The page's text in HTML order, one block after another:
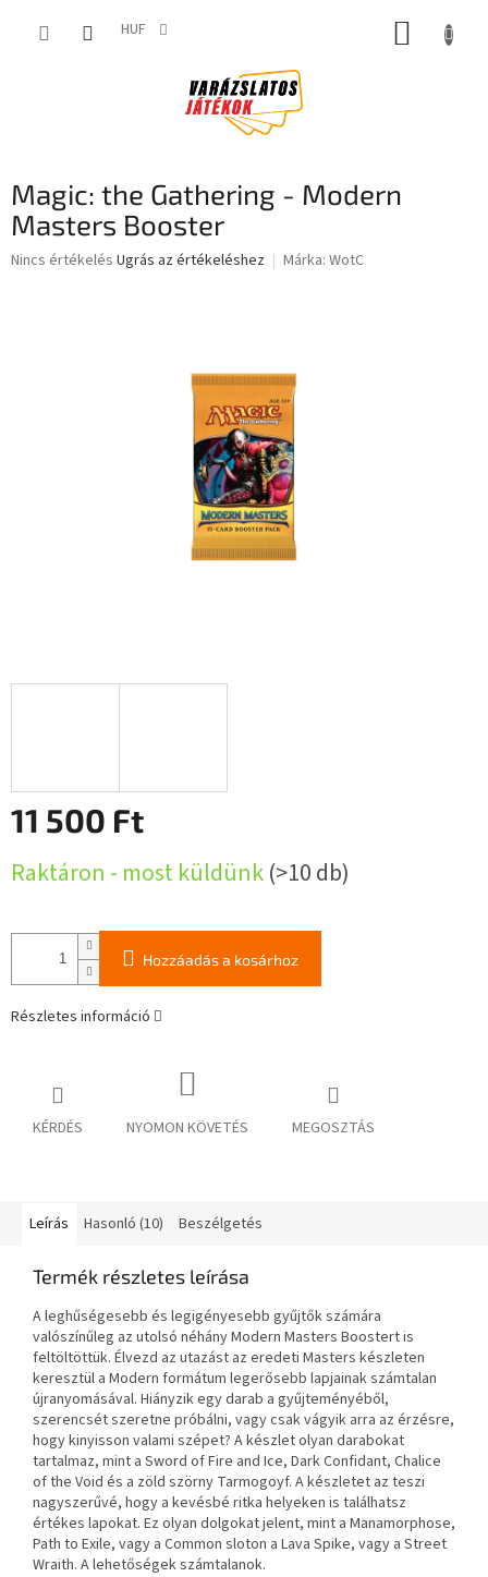
HUF KOSÁR
Magic: the Gathering - Modern
Masters Booster
A
Nincs értékelés Ugrás az értékeléshez Márka: WotC
11 500 Ft
Raktáron - most küldünk(>10 db)
Hozzáadás a kosárhoz
Részletes információ
KÉRDÉS NYOMON KÖVETÉS MEGOSZTÁS
Leírás Hasonló (10) Beszélgetés
Termék részletes leírása
A leghűségesebb és legigényesebb gyűjtők számára
valószínűleg az utolsó néhány Modern Masters Boostert is
feltöltöttük. Élvezd az utazást az eredeti Masters készleten
keresztül a Modern formátum legerősebb lapjainak számtalan
újranyomásával. Hiányzik egy darab a gyűjteményéből,
szerencsét szeretne próbálni, vagy csak vágyik arra az érzésre,
hogy kinyisson valami szépet? A készlet olyan darabokat
tartalmaz, mint a Sword of Fire and Ice, Dark Confidant, Chalice
of the Void és a zöld szörny Tarmogoyf. A készletet az teszi
nagyszerűvé, hogy a kevésbé ritka helyeken is találhatsz
értékes lapokat. Ez olyan dolgokat jelent, mint a Manamorphose,
Path to Exile, vagy a Common sloton a Lava Spike, vagy a Street
Wraith. A lehetőségek számtalanok.